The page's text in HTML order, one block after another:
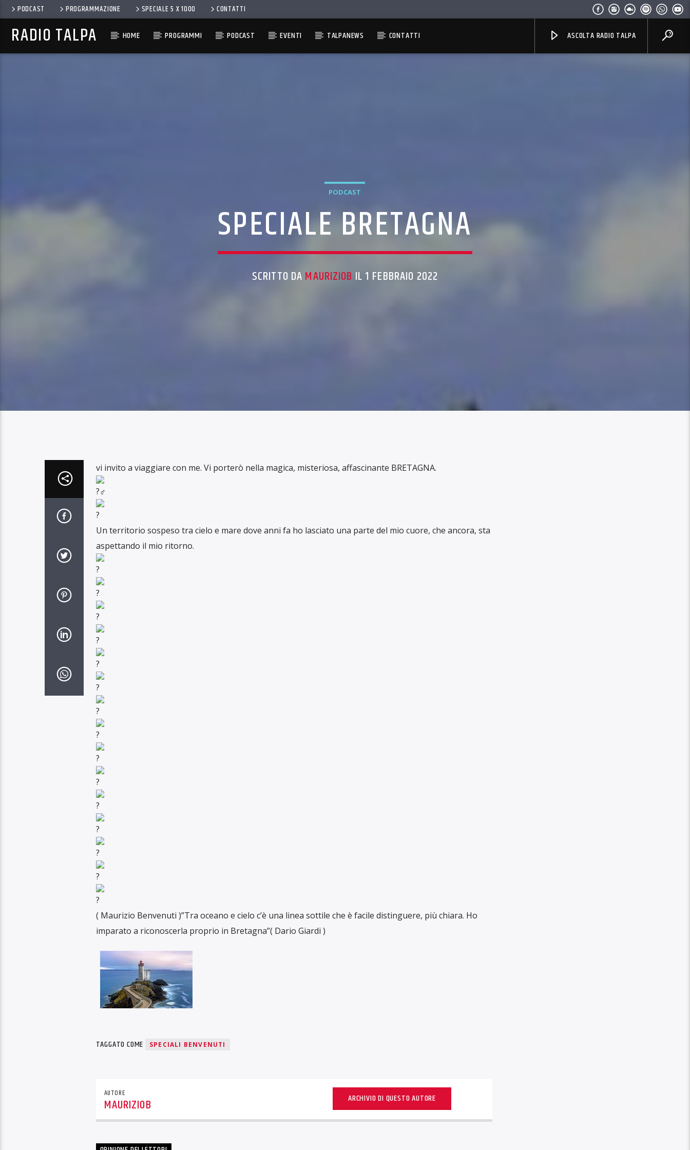
PODCAST PROGRAMMAZIONE SPECIALE 5 X 1000 CONTATTI
RADIO TALPA HOME PROGRAMMI PODCAST EVENTI TALPANEWS CONTATTI ASCOLTA RADIO TALPA
PODCAST
SPECIALE BRETAGNA
SCRITTO DA MAURIZIOB IL 1 FEBBRAIO 2022
vi invito a viaggiare con me. Vi porterò nella magica, misteriosa, affascinante BRETAGNA.
Un territorio sospeso tra cielo e mare dove anni fa ho lasciato una parte del mio cuore, che ancora, sta
aspettando il mio ritorno.
( Maurizio Benvenuti )”Tra oceano e cielo c’è una linea sottile che è facile distinguere, più chiara. Ho
imparato a riconoscerla proprio in Bretagna”( Dario Giardi )
TAGGATO COME SPECIALI BENVENUTI
AUTORE
MAURIZIOB ARCHIVIO DI QUESTO AUTORE